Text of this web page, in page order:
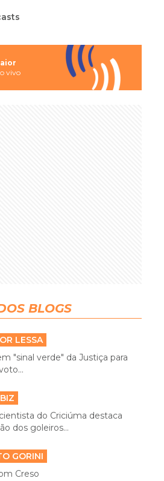
vivo
BLOGS
LESSA
"sinal verde" da Justiça para
do Criciúma destaca
dos goleiros...
GORINI
Creso